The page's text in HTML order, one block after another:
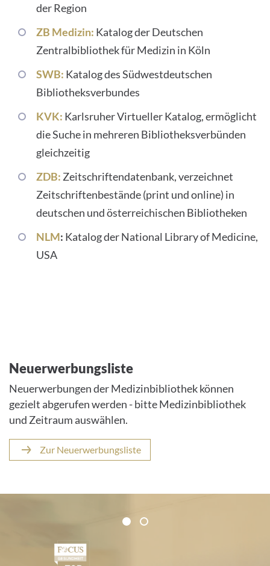
der Region
ZB Medizin: Katalog der Deutschen
Zentralbibliothek für Medizin in Köln
SWB: Katalog des Südwestdeutschen
Bibliotheksverbundes
KVK: Karlsruher Virtueller Katalog, ermöglicht
die Suche in mehreren Bibliotheksverbünden
gleichzeitig
ZDB: Zeitschriftendatenbank, verzeichnet
Zeitschriftenbestände (print und online) in
deutschen und österreichischen Bibliotheken
NLM: Katalog der National Library of Medicine,
USA
Neuerwerbungsliste
Neuerwerbungen der Medizinbibliothek können
gezielt abgerufen werden - bitte Medizinbibliothek
und Zeitraum auswählen.
Zur Neuerwerbungsliste
Zertifikate und Verbände
1 2